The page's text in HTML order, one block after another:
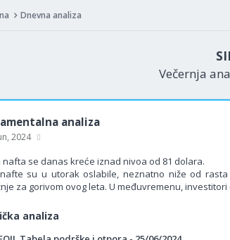
Dnevna analiza
Večernja
analiza
2024
nafta se danas kreće iznad nivoa od 81 dolara.
su u utorak oslabile, neznatno niže od
za gorivom ovog leta. U međuvremenu,
analiza